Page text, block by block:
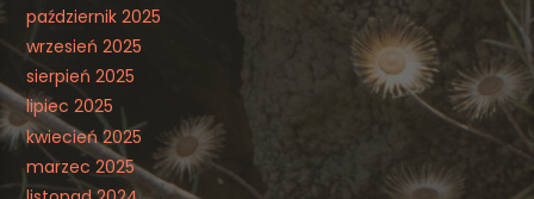
październik 2025
wrzesień 2025
sierpień 2025
lipiec 2025
kwiecień 2025
marzec 2025